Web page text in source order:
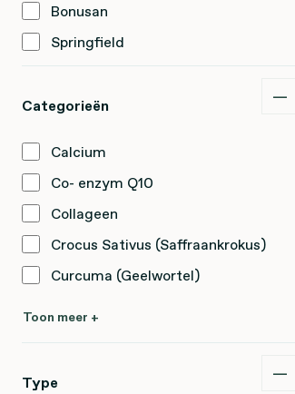
Bonusan
Springfield
Categorieën
Calcium
Co- enzym Q10
Collageen
Crocus Sativus (Saffraankrokus)
Curcuma (Geelwortel)
Toon meer +
Type